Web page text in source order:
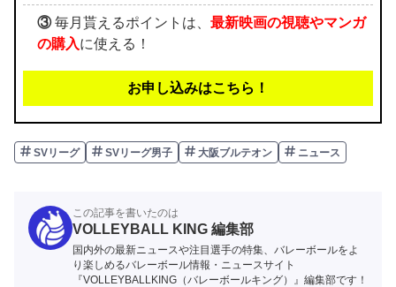
③毎月貰えるポイントは、 最新映画の視聴やマンガ
の購入に使える！
お申し込みはこちら！
SVリーグ SVリーグ男子 大阪ブルテオン ニュース
この記事を書いたのは
VOLLEYBALL KING 編集部
国内外の最新ニュースや注目選手の特集、バレーボールをよ
り楽しめるバレーボール情報・ニュースサイト
『VOLLEYBALLKING（バレーボールキング）』編集部です！